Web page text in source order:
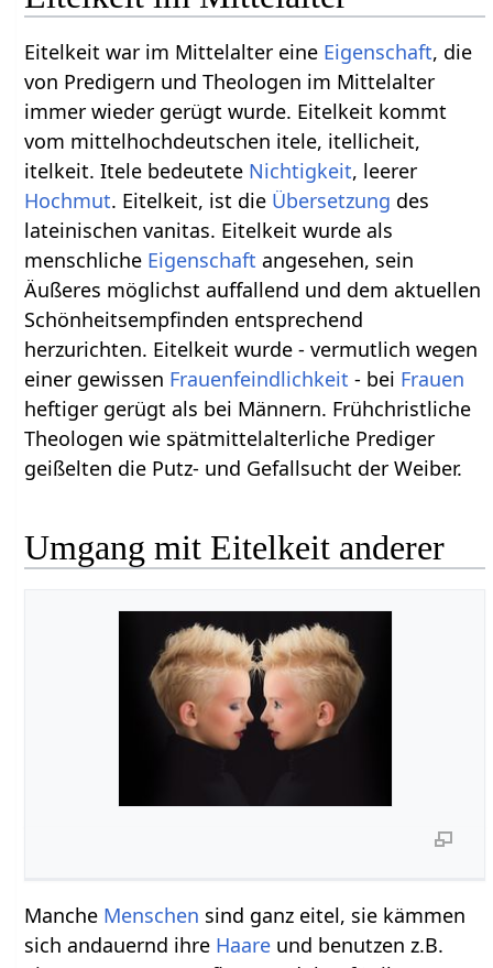
Eitelkeit war im Mittelalter eine Eigenschaft, die
von Predigern und Theologen im Mittelalter
immer wieder gerügt wurde. Eitelkeit kommt
vom mittelhochdeutschen itele, itellicheit,
itelkeit. Itele bedeutete Nichtigkeit, leerer
Hochmut. Eitelkeit, ist die Übersetzung des
lateinischen vanitas. Eitelkeit wurde als
menschliche Eigenschaft angesehen, sein
Äußeres möglichst auffallend und dem aktuellen
Schönheitsempfinden entsprechend
herzurichten. Eitelkeit wurde - vermutlich wegen
einer gewissen Frauenfeindlichkeit - bei Frauen
heftiger gerügt als bei Männern. Frühchristliche
Theologen wie spätmittelalterliche Prediger
geißelten die Putz- und Gefallsucht der Weiber.
Umgang mit Eitelkeit anderer
Manche Menschen sind ganz eitel, sie kämmen
sich andauernd ihre Haare und benutzen z.B.